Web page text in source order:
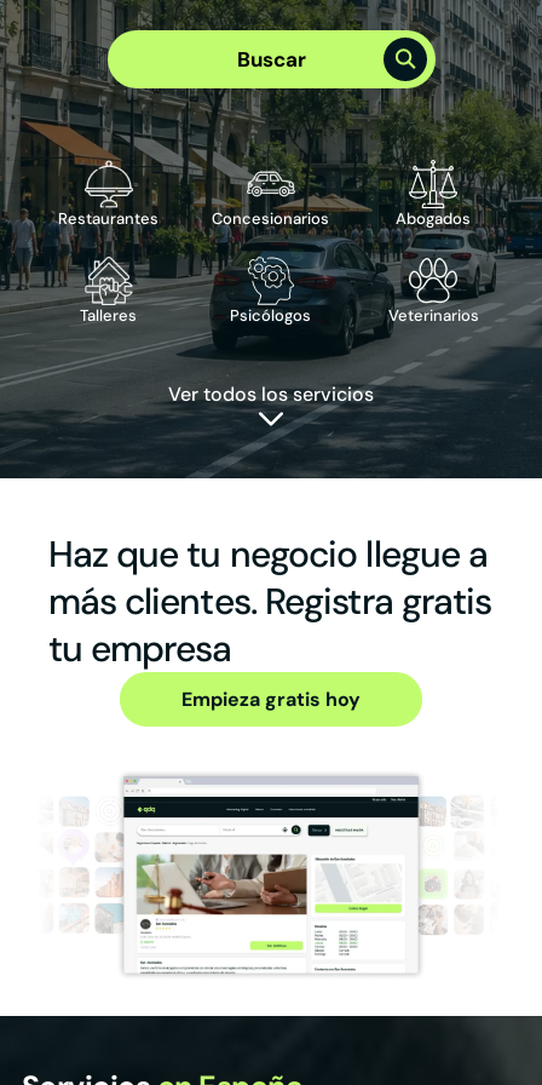
Buscar
Restaurantes Concesionarios Abogados
Talleres Psicólogos Veterinarios
Ver todos los servicios
Haz que tu negocio llegue a
más clientes. Registra gratis
tu empresa
Empieza gratis hoy
Te puede interesar
Reserva de cita ›
Reserva de mesa›
Publicidad en Google›
ChatBot IA›
Plan Visibilidad >
Plan Integral >